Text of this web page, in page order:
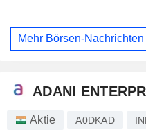
Mehr Börsen-Nachrichten
ADANI
Aktie A0DKAD